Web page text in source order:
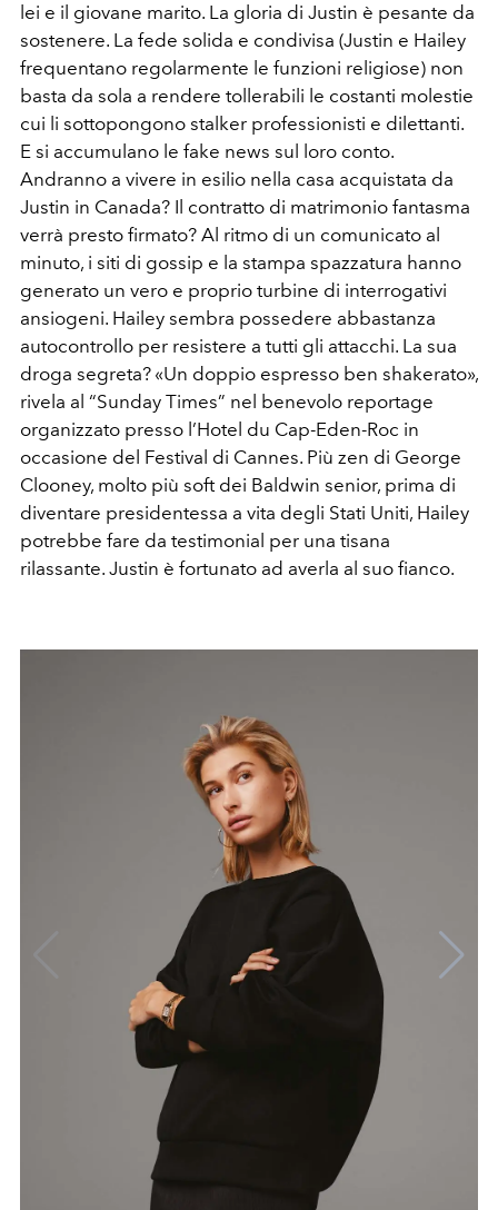
lei e il giovane marito. La gloria di Justin è pesante da
sostenere. La fede solida e condivisa (Justin e Hailey
frequentano regolarmente le funzioni religiose) non
basta da sola a rendere tollerabili le costanti molestie
cui li sottopongono stalker professionisti e dilettanti.
E si accumulano le fake news sul loro conto.
Andranno a vivere in esilio nella casa acquistata da
Justin in Canada? Il contratto di matrimonio fantasma
verrà presto firmato? Al ritmo di un comunicato al
minuto, i siti di gossip e la stampa spazzatura hanno
generato un vero e proprio turbine di interrogativi
ansiogeni. Hailey sembra possedere abbastanza
autocontrollo per resistere a tutti gli attacchi. La sua
droga segreta? «Un doppio espresso ben shakerato»,
rivela al “Sunday Times” nel benevolo reportage
organizzato presso l’Hotel du Cap-Eden-Roc in
occasione del Festival di Cannes. Più zen di George
Clooney, molto più soft dei Baldwin senior, prima di
diventare presidentessa a vita degli Stati Uniti, Hailey
potrebbe fare da testimonial per una tisana
rilassante. Justin è fortunato ad averla al suo fianco.